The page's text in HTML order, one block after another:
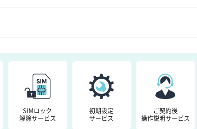
SIMロック
解除サービス
初期設定
サービス
ご契約後
操作説明サービス